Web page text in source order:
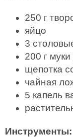
250 г
яйцо
3
200 г муки
щепотка
чайная
5 капель
Инструменты: